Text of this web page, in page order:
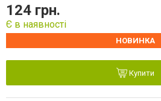
124 грн.
Є в наявності
НОВИНКА
Купити